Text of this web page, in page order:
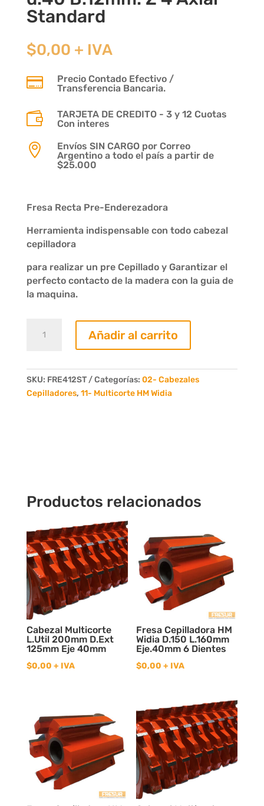
Standard
$0,00 + IVA

Precio Contado Efectivo /
Transferencia Bancaria.

TARJETA DE CREDITO - 3 y 12 Cuotas
Con interes

Envíos SIN CARGO por Correo
Argentino a todo el país a partir de
$25.000
Fresa Recta Pre-Enderezadora
Herramienta indispensable con todo cabezal
cepilladora
para realizar un pre Cepillado y Garantizar el
perfecto contacto de la madera con la guia de
la maquina.
Recta
D.145
d.40
Añadir al carrito
SKU: FRE412ST Categorías: 02- Cabezales
Cepilladores, 11- Multicorte HM Widia
Productos relacionados
Cabezal Multicorte
L.Util 200mm D.Ext
125mm Eje 40mm
$0,00 + IVA
Fresa Cepilladora HM
Widia D.150 L.160mm
Eje.40mm 6 Dientes
$0,00 + IVA